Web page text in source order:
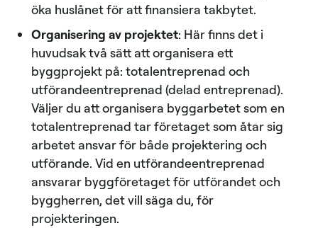
öka huslånet för att finansiera takbytet.
Organisering av projektet: Här finns det i
huvudsak två sätt att organisera ett
byggprojekt på: totalentreprenad och
utförandeentreprenad (delad entreprenad).
Väljer du att organisera byggarbetet som en
totalentreprenad tar företaget som åtar sig
arbetet ansvar för både projektering och
utförande. Vid en utförandeentreprenad
ansvarar byggföretaget för utförandet och
byggherren, det vill säga du, för
projekteringen.